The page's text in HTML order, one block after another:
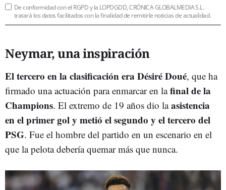
De conformidad con el RGPD y la LOPDGDD, CRÓNICA GLOBALMEDIA S.L.
tratará los datos facilitados con la finalidad de remitirle noticias de actualidad.
Neymar, una inspiración
El tercero en la clasificación era Désiré Doué, que ha
firmado una actuación para enmarcar en lafinal de la
Champions. El extremo de 19 años dio laasistencia
en el primer gol y metió el segundo y el tercero del
PSG. Fue el hombre del partido en un escenario en el
que la pelota debería quemar más que nunca.